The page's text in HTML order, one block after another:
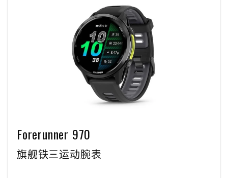
Forerunner 970
旗舰铁三运动腕表